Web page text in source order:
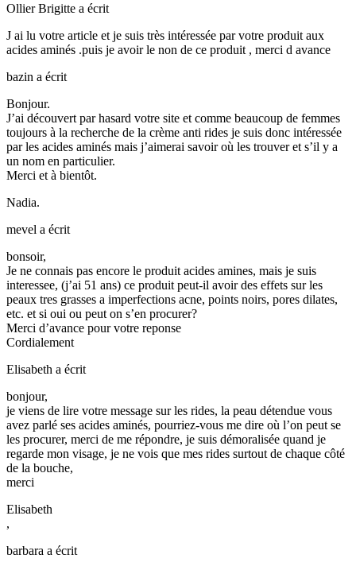
Ollier Brigitte a écrit
J ai lu votre article et je suis très intéressée par votre produit aux
acides aminés .puis je avoir le non de ce produit , merci d avance
bazin a écrit
Bonjour.
J’ai découvert par hasard votre site et comme beaucoup de femmes
toujours à la recherche de la crème anti rides je suis donc intéressée
par les acides aminés mais j’aimerai savoir où les trouver et s’il y a
un nom en particulier.
Merci et à bientôt.
Nadia.
mevel a écrit
bonsoir,
Je ne connais pas encore le produit acides amines, mais je suis
interessee, (j’ai 51 ans) ce produit peut-il avoir des effets sur les
peaux tres grasses a imperfections acne, points noirs, pores dilates,
etc. et si oui ou peut on s’en procurer?
Merci d’avance pour votre reponse
Cordialement
Elisabeth a écrit
bonjour,
je viens de lire votre message sur les rides, la peau détendue vous
avez parlé ses acides aminés, pourriez-vous me dire où l’on peut se
les procurer, merci de me répondre, je suis démoralisée quand je
regarde mon visage, je ne vois que mes rides surtout de chaque côté
de la bouche,
merci
Elisabeth
,
barbara a écrit